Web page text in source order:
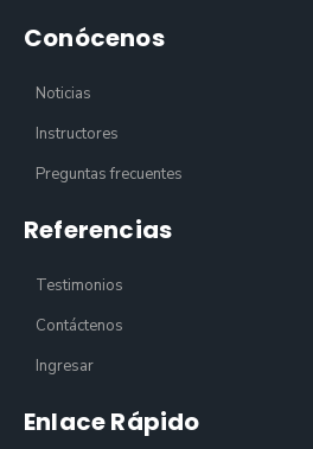
Conócenos
Noticias
Instructores
Preguntas frecuentes
Referencias
Testimonios
Contáctenos
Ingresar
Enlace Rápido